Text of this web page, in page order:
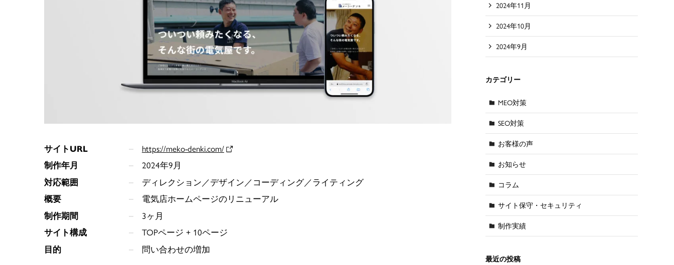
サイトURL https://meko-denki.com/
制作年月 2024年9月
対応範囲 ディレクション／デザイン／コーディング／ライティング
概要 電気店ホームページのリニューアル
制作期間 3ヶ月
サイト構成 TOPページ + 10ページ
目的 問い合わせの増加
2024年11月
2024年10月
2024年9月
カテゴリー
MEO対策
SEO対策
お客様の声
お知らせ
コラム
サイト保守・セキュリティ
制作実績
最近の投稿